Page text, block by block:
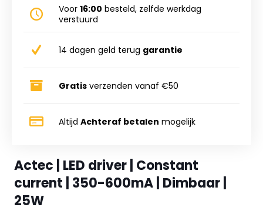
350-
Dimbaar
aantal
Voor16:00 besteld, zelfde werkdag
verstuurd
14 dagen geld terug garantie
Gratis verzenden vanaf €50
AltijdAchteraf betalen mogelijk
Actec | LED driver | Constant
current | 350-600mA | Dimbaar |
25W